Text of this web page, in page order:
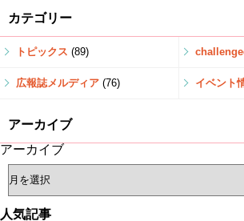
カテゴリー
トピックス (89)
広報誌メルディア (76) イベント
アーカイブ
アーカイブ
人気記事